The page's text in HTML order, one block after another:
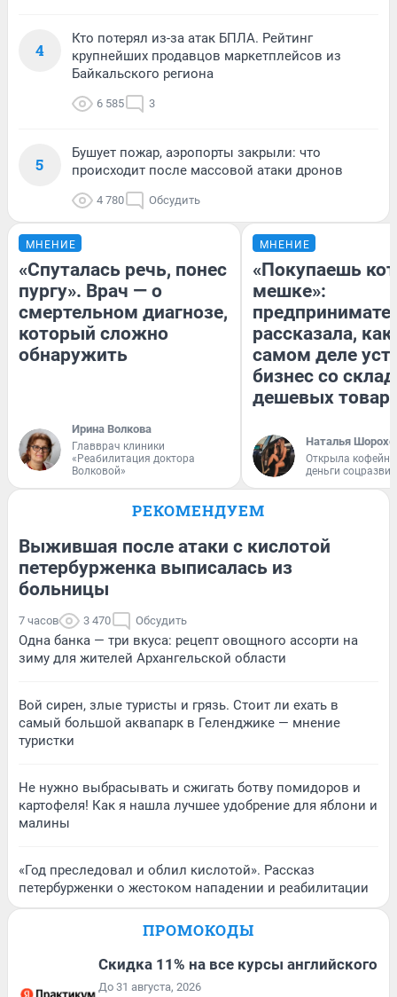
4
Кто потерял из-за атак БПЛА. Рейтинг
крупнейших продавцов маркетплейсов из
Байкальского региона
6 585 3
5
Бушует пожар, аэропорты закрыли: что
происходит после массовой атаки дронов
4 780 Обсудить
МНЕНИЕ
«Спуталась речь, понес
пургу». Врач — о
смертельном диагнозе,
который сложно
обнаружить
Ирина Волкова
Главврач клиники
«Реабилитация доктора
Волковой»
МНЕНИЕ
«Покупаешь
мешке»:
рассказала, как
самом деле
бизнес со
дешевых
Наталья
Открыла
деньги
РЕКОМЕНДУЕМ
Выжившая после атаки с кислотой
петербурженка выписалась из
больницы
7 часов 3 470 Обсудить
Одна банка — три вкуса: рецепт овощного ассорти на
зиму для жителей Архангельской области
Вой сирен, злые туристы и грязь. Стоит ли ехать в
самый большой аквапарк в Геленджике — мнение
туристки
Не нужно выбрасывать и сжигать ботву помидоров и
картофеля! Как я нашла лучшее удобрение для яблони и
малины
«Год преследовал и облил кислотой». Рассказ
петербурженки о жестоком нападении и реабилитации
ПРОМОКОДЫ
Скидка 11% на все курсы английского
До 31 августа, 2026